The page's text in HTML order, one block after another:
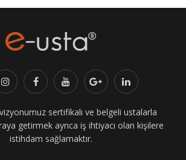
sertifikalı ve belgeli ustalarla
getirmek ayrıca iş ihtiyacı olan kişilere
istihdam sağlamaktır.